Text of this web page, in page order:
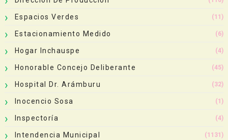
Espacios Verdes (11)
Estacionamiento Medido (6)
Hogar Inchauspe (4)
Honorable Concejo Deliberante (45)
Hospital Dr. Arámburu (32)
Inocencio Sosa (1)
Inspectoría (4)
Intendencia Municipal (1131)